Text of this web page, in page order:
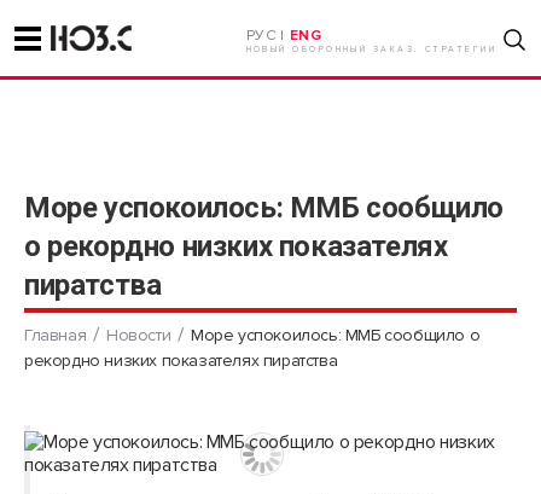
РУС | ENG
НОВЫЙ ОБОРОННЫЙ ЗАКАЗ. СТРАТЕГИИ
Море успокоилось: ММБ сообщило
о рекордно низких показателях
пиратства
Главная Новости
Море успокоилось: ММБ сообщило о
рекордно низких показателях пиратства